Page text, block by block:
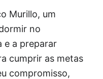
Murillo, um
no
e a preparar
cumprir as metas
compromisso,